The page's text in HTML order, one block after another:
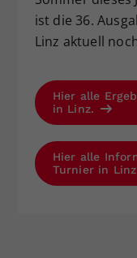
ist die 36.
Linz aktuell
Hier alle
in Linz.
Hier alle
Turnier in